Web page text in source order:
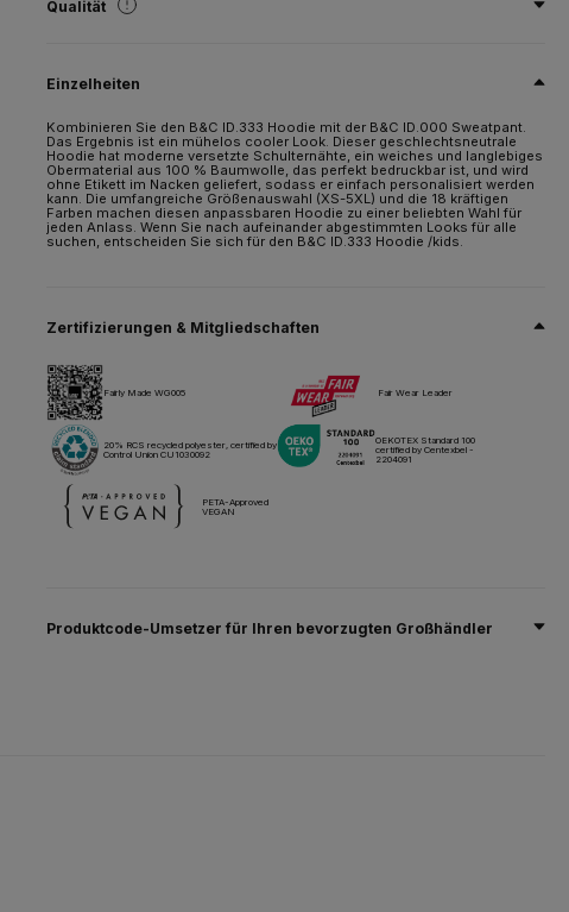
Qualität
S,M,L,XL, 2XL,3XL, 4XL*,5XL*,XS/15+
Gewicht
280 g/m²
Verpackung
10 St./Polybeutel & 30 St./Karton
Alle unsere Produkte sind für alle Drucktechniken getestet und zugelassen.
Datenblatt Größen & Maßnahmen
Einzelheiten
Kombinieren Sie den B&C ID.333 Hoodie mit der B&C ID.000 Sweatpant.
Das Ergebnis ist ein mühelos cooler Look. Dieser geschlechtsneutrale
Hoodie hat moderne versetzte Schulternähte, ein weiches und langlebiges
Obermaterial aus 100 % Baumwolle, das perfekt bedruckbar ist, und wird
ohne Etikett im Nacken geliefert, sodass er einfach personalisiert werden
kann. Die umfangreiche Größenauswahl (XS-5XL) und die 18 kräftigen
Farben machen diesen anpassbaren Hoodie zu einer beliebten Wahl für
jeden Anlass. Wenn Sie nach aufeinander abgestimmten Looks für alle
suchen, entscheiden Sie sich für den B&C ID.333 Hoodie /kids.
Zertifizierungen & Mitgliedschaften
Fairly Made WG005 Fair Wear Leader
20% RCS recycled polyester, certified by
Control Union CU1030092
OEKOTEX Standard 100
certified by Centexbel -
2204091
PETA-Approved
VEGAN
Produktcode-Umsetzer für Ihren bevorzugten Großhändler